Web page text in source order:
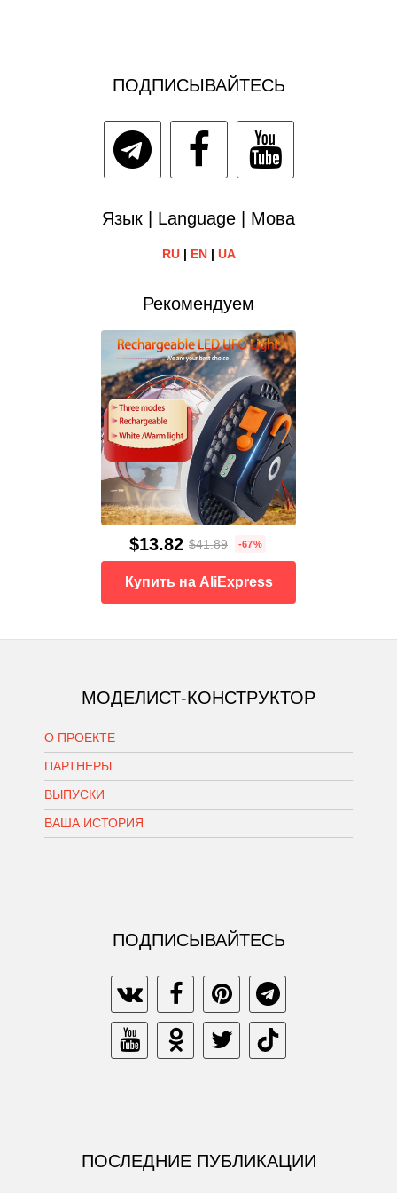
ПОДПИСЫВАЙТЕСЬ
Язык | Language | Мова
RU| EN| UA
Рекомендуем
$13.82 $41.89 -67%
Купить на AliExpress
МОДЕЛИСТ-КОНСТРУКТОР
О ПРОЕКТЕ
ПАРТНЕРЫ
ВЫПУСКИ
ВАША ИСТОРИЯ
ПОДПИСЫВАЙТЕСЬ
ПОСЛЕДНИЕ ПУБЛИКАЦИИ